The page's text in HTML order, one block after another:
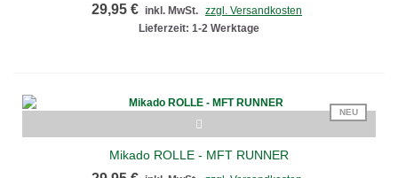
29,95 € inkl. MwSt. zzgl. Versandkosten
Lieferzeit: 1-2 Werktage
NEU
Mikado ROLLE - MFT RUNNER